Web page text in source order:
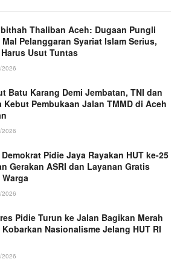
Thaliban Aceh: Dugaan Pungli
Pelanggaran Syariat Islam Serius,
Usut Tuntas
2026
Batu Karang Demi Jembatan, TNI dan
Kebut Pembukaan Jalan TMMD di Aceh
2026
Pidie Jaya Rayakan HUT ke-25
Gerakan ASRI dan Layanan Gratis
2026
Pidie Turun ke Jalan Bagikan Merah
Nasionalisme Jelang HUT RI
2026